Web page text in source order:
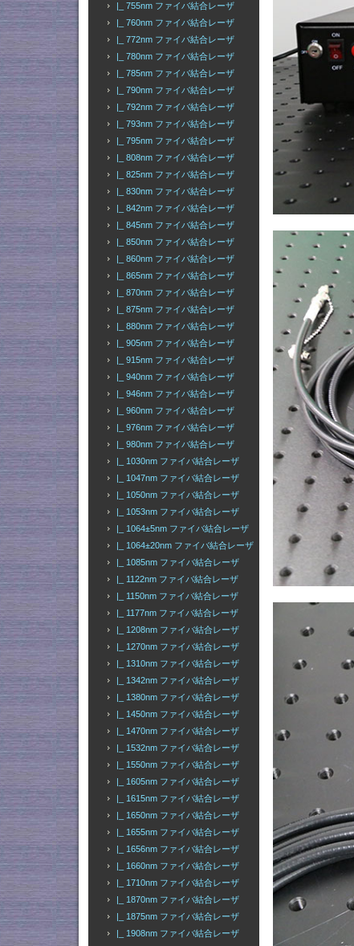
|_ 755nm ファイバ結合レーザ
|_ 760nm ファイバ結合レーザ
|_ 772nm ファイバ結合レーザ
|_ 780nm ファイバ結合レーザ
|_ 785nm ファイバ結合レーザ
|_ 790nm ファイバ結合レーザ
|_ 792nm ファイバ結合レーザ
|_ 793nm ファイバ結合レーザ
|_ 795nm ファイバ結合レーザ
|_ 808nm ファイバ結合レーザ
|_ 825nm ファイバ結合レーザ
|_ 830nm ファイバ結合レーザ
|_ 842nm ファイバ結合レーザ
|_ 845nm ファイバ結合レーザ
|_ 850nm ファイバ結合レーザ
|_ 860nm ファイバ結合レーザ
|_ 865nm ファイバ結合レーザ
|_ 870nm ファイバ結合レーザ
|_ 875nm ファイバ結合レーザ
|_ 880nm ファイバ結合レーザ
|_ 905nm ファイバ結合レーザ
|_ 915nm ファイバ結合レーザ
|_ 940nm ファイバ結合レーザ
|_ 946nm ファイバ結合レーザ
|_ 960nm ファイバ結合レーザ
|_ 976nm ファイバ結合レーザ
|_ 980nm ファイバ結合レーザ
|_ 1030nm ファイバ結合レーザ
|_ 1047nm ファイバ結合レーザ
|_ 1050nm ファイバ結合レーザ
|_ 1053nm ファイバ結合レーザ
|_ 1064±5nm ファイバ結合レーザ
|_ 1064±20nm ファイバ結合レーザ
|_ 1085nm ファイバ結合レーザ
|_ 1122nm ファイバ結合レーザ
|_ 1150nm ファイバ結合レーザ
|_ 1177nm ファイバ結合レーザ
|_ 1208nm ファイバ結合レーザ
|_ 1270nm ファイバ結合レーザ
|_ 1310nm ファイバ結合レーザ
|_ 1342nm ファイバ結合レーザ
|_ 1380nm ファイバ結合レーザ
|_ 1450nm ファイバ結合レーザ
|_ 1470nm ファイバ結合レーザ
|_ 1532nm ファイバ結合レーザ
|_ 1550nm ファイバ結合レーザ
|_ 1605nm ファイバ結合レーザ
|_ 1615nm ファイバ結合レーザ
|_ 1650nm ファイバ結合レーザ
|_ 1655nm ファイバ結合レーザ
|_ 1656nm ファイバ結合レーザ
|_ 1660nm ファイバ結合レーザ
|_ 1710nm ファイバ結合レーザ
|_ 1870nm ファイバ結合レーザ
|_ 1875nm ファイバ結合レーザ
|_ 1908nm ファイバ結合レーザ